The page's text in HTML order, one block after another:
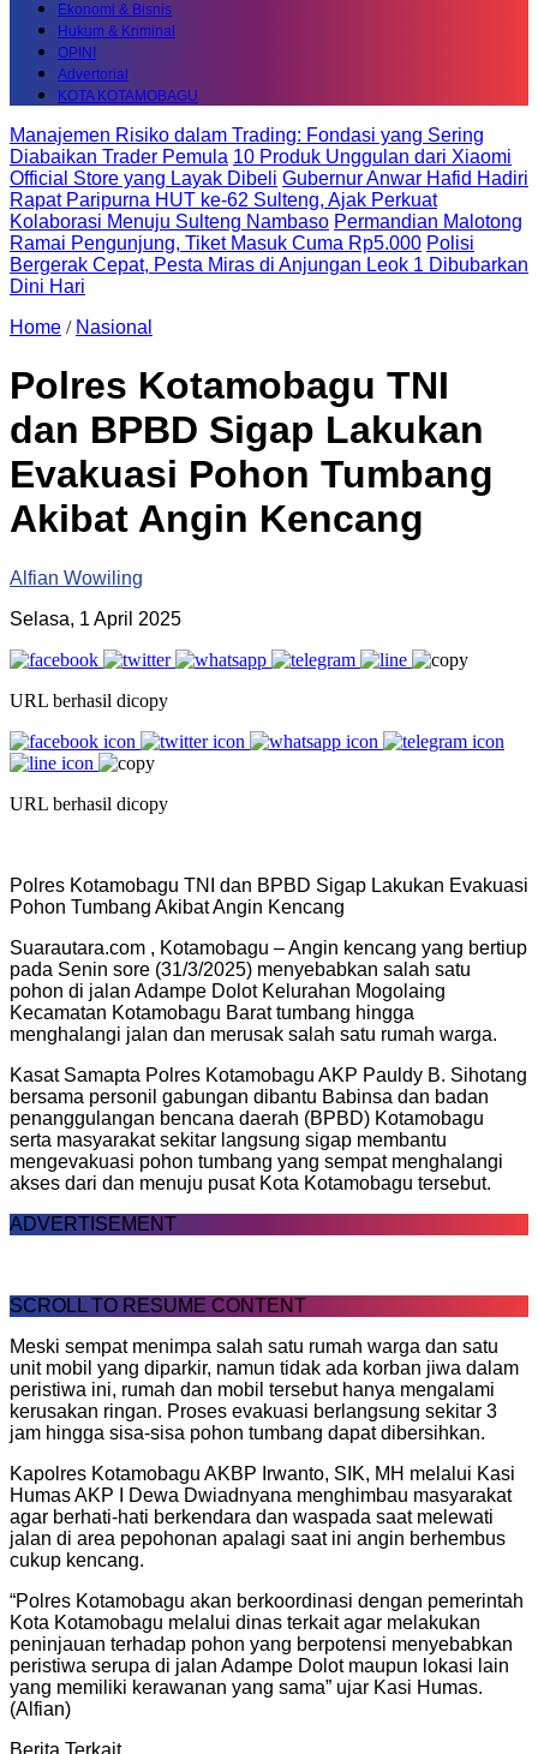
Ekonomi & Bisnis
Hukum & Kriminal
OPINI
Advertorial
KOTA KOTAMOBAGU
Manajemen Risiko dalam Trading: Fondasi yang Sering
Diabaikan Trader Pemula 10 Produk Unggulan dari Xiaomi
Official Store yang Layak Dibeli Gubernur Anwar Hafid Hadiri
Rapat Paripurna HUT ke-62 Sulteng, Ajak Perkuat
Kolaborasi Menuju Sulteng Nambaso Permandian Malotong
Ramai Pengunjung, Tiket Masuk Cuma Rp5.000 Polisi
Bergerak Cepat, Pesta Miras di Anjungan Leok 1 Dibubarkan
Dini Hari
Home / Nasional
Polres Kotamobagu TNI
dan BPBD Sigap Lakukan
Evakuasi Pohon Tumbang
Akibat Angin Kencang
Alfian Wowiling
Selasa, 1 April 2025
URL berhasil dicopy
URL berhasil dicopy
Polres Kotamobagu TNI dan BPBD Sigap Lakukan Evakuasi
Pohon Tumbang Akibat Angin Kencang
Suarautara.com , Kotamobagu – Angin kencang yang bertiup
pada Senin sore (31/3/2025) menyebabkan salah satu
pohon di jalan Adampe Dolot Kelurahan Mogolaing
Kecamatan Kotamobagu Barat tumbang hingga
menghalangi jalan dan merusak salah satu rumah warga.
Kasat Samapta Polres Kotamobagu AKP Pauldy B. Sihotang
bersama personil gabungan dibantu Babinsa dan badan
penanggulangan bencana daerah (BPBD) Kotamobagu
serta masyarakat sekitar langsung sigap membantu
mengevakuasi pohon tumbang yang sempat menghalangi
akses dari dan menuju pusat Kota Kotamobagu tersebut.
ADVERTISEMENT
SCROLL TO RESUME CONTENT
Meski sempat menimpa salah satu rumah warga dan satu
unit mobil yang diparkir, namun tidak ada korban jiwa dalam
peristiwa ini, rumah dan mobil tersebut hanya mengalami
kerusakan ringan. Proses evakuasi berlangsung sekitar 3
jam hingga sisa-sisa pohon tumbang dapat dibersihkan.
Kapolres Kotamobagu AKBP Irwanto, SIK, MH melalui Kasi
Humas AKP I Dewa Dwiadnyana menghimbau masyarakat
agar berhati-hati berkendara dan waspada saat melewati
jalan di area pepohonan apalagi saat ini angin berhembus
cukup kencang.
“Polres Kotamobagu akan berkoordinasi dengan pemerintah
Kota Kotamobagu melalui dinas terkait agar melakukan
peninjauan terhadap pohon yang berpotensi menyebabkan
peristiwa serupa di jalan Adampe Dolot maupun lokasi lain
yang memiliki kerawanan yang sama” ujar Kasi Humas.
(Alfian)
Berita Terkait